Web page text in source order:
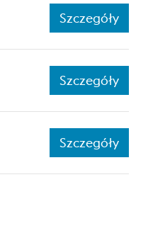
Szczegóły
Szczegóły
Szczegóły